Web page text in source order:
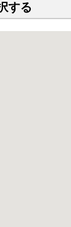
する